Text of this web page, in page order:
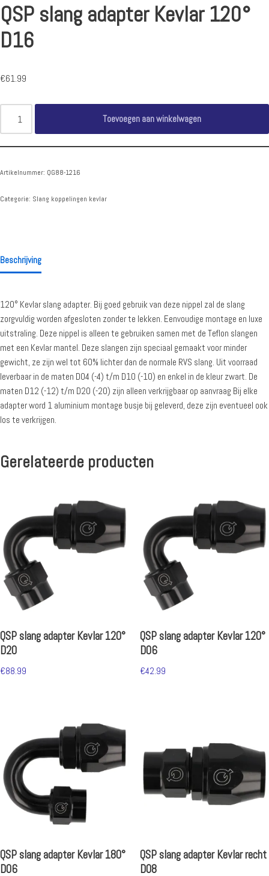
QSP slang adapter Kevlar 120°
D16
€61.99
Toevoegen aan winkelwagen
Artikelnummer: QG88-1216
Categorie: Slang koppelingen kevlar
Beschrijving
120° Kevlar slang adapter. Bij goed gebruik van deze nippel zal de slang
zorgvuldig worden afgesloten zonder te lekken. Eenvoudige montage en luxe
uitstraling. Deze nippel is alleen te gebruiken samen met de Teflon slangen
met een Kevlar mantel. Deze slangen zijn speciaal gemaakt voor minder
gewicht, ze zijn wel tot 60% lichter dan de normale RVS slang. Uit voorraad
leverbaar in de maten D04 (-4) t/m D10 (-10) en enkel in de kleur zwart. De
maten D12 (-12) t/m D20 (-20) zijn alleen verkrijgbaar op aanvraag Bij elke
adapter word 1 aluminium montage busje bij geleverd, deze zijn eventueel ook
los te verkrijgen.
Gerelateerde producten
QSP slang adapter Kevlar 120°
D20
€88.99
QSP slang adapter Kevlar 120°
D06
€42.99
QSP slang adapter Kevlar 180°
D06
QSP slang adapter Kevlar recht
D08